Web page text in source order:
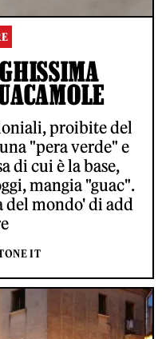
proibite del
"pera verde" e
di cui è la base,
mangia "guac".
del mondo' di add
IT